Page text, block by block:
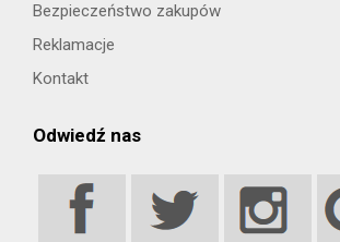
Bezpieczeństwo zakupów
Reklamacje
Kontakt
Odwiedź nas